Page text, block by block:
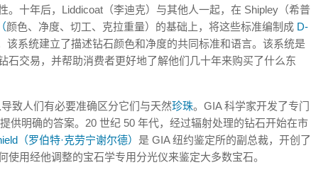
。十年后，Liddicoat（李迪克）与其他人一起，在 Shipley（希普
颜色、净度、切工、克拉重量）的基础上，将这些标准编制成 D-
该系统建立了描述钻石颜色和净度的共同标准和语言。该系统是
石交易，并帮助消费者更好地了解他们几十年来购买了什么东
致人们有必要准确区分它们与天然珍珠。GIA 科学家开发了专门
供明确的答案。20 世纪 50 年代，经过辐射处理的钻石开始在市
（罗伯特·克劳宁谢尔德） 是 GIA 纽约鉴定所的副总裁，开创了
使用经他调整的宝石学专用分光仪来鉴定大多数宝石。